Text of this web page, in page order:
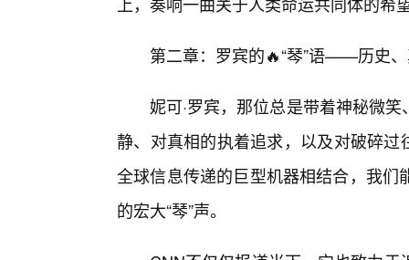
第二章：罗宾的🔥“琴”语——历史
妮可·罗宾，那位总是带着神秘微
静、对真相的执着追求，以及对破碎过
全球信息传递的巨型机器相结合，我
的宏大“琴”声。